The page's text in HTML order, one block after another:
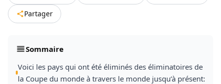
Partager
Sommaire
Voici les pays qui ont été éliminés des éliminatoires de
la Coupe du monde à travers le monde jusqu’à présent: